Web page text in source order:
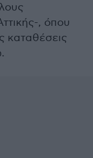
, όπου
καταθέσεις